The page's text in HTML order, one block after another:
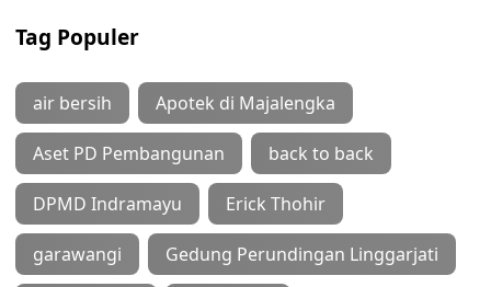
Tag Populer
air bersih Apotek di Majalengka
Aset PD Pembangunan back to back
DPMD Indramayu Erick Thohir
garawangi Gedung Perundingan Linggarjati